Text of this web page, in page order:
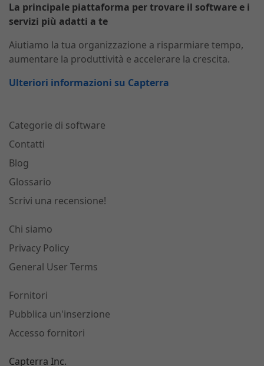
La principale piattaforma per trovare il software e i
servizi più adatti a te
Aiutiamo la tua organizzazione a risparmiare tempo,
aumentare la produttività e accelerare la crescita.
Ulteriori informazioni su Capterra
Categorie di software
Contatti
Blog
Glossario
Scrivi una recensione!
Chi siamo
Privacy Policy
General User Terms
Fornitori
Pubblica un'inserzione
Accesso fornitori
Capterra Inc.